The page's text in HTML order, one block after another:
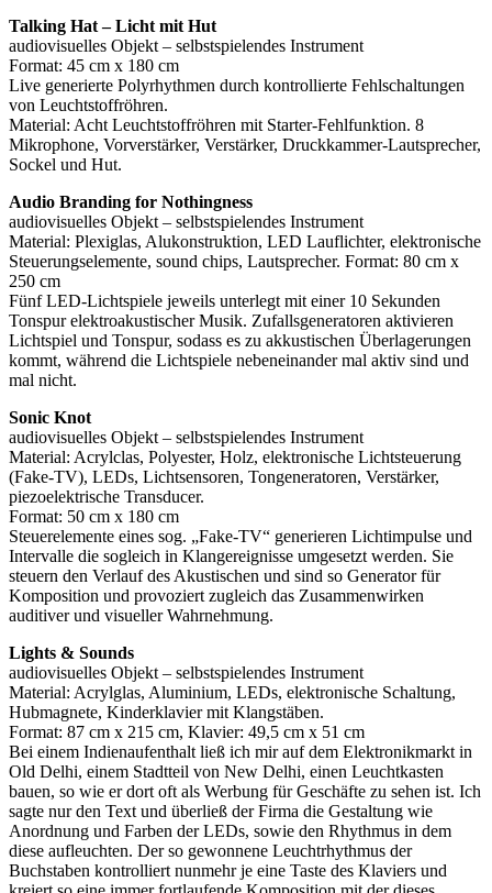
Talking Hat – Licht mit Hut
audiovisuelles Objekt – selbstspielendes Instrument
Format: 45 cm x 180 cm
Live generierte Polyrhythmen durch kontrollierte Fehlschaltungen
von Leuchtstoffröhren.
Material: Acht Leuchtstoffröhren mit Starter-Fehlfunktion. 8
Mikrophone, Vorverstärker, Verstärker, Druckkammer-Lautsprecher,
Sockel und Hut.
Audio Branding for Nothingness
audiovisuelles Objekt – selbstspielendes Instrument
Material: Plexiglas, Alukonstruktion, LED Lauflichter, elektronische
Steuerungselemente, sound chips, Lautsprecher. Format: 80 cm x
250 cm
Fünf LED-Lichtspiele jeweils unterlegt mit einer 10 Sekunden
Tonspur elektroakustischer Musik. Zufallsgeneratoren aktivieren
Lichtspiel und Tonspur, sodass es zu akkustischen Überlagerungen
kommt, während die Lichtspiele nebeneinander mal aktiv sind und
mal nicht.
Sonic Knot
audiovisuelles Objekt – selbstspielendes Instrument
Material: Acrylclas, Polyester, Holz, elektronische Lichtsteuerung
(Fake-TV), LEDs, Lichtsensoren, Tongeneratoren, Verstärker,
piezoelektrische Transducer.
Format: 50 cm x 180 cm
Steuerelemente eines sog. „Fake-TV“ generieren Lichtimpulse und
Intervalle die sogleich in Klangereignisse umgesetzt werden. Sie
steuern den Verlauf des Akustischen und sind so Generator für
Komposition und provoziert zugleich das Zusammenwirken
auditiver und visueller Wahrnehmung.
Lights & Sounds
audiovisuelles Objekt – selbstspielendes Instrument
Material: Acrylglas, Aluminium, LEDs, elektronische Schaltung,
Hubmagnete, Kinderklavier mit Klangstäben.
Format: 87 cm x 215 cm, Klavier: 49,5 cm x 51 cm
Bei einem Indienaufenthalt ließ ich mir auf dem Elektronikmarkt in
Old Delhi, einem Stadtteil von New Delhi, einen Leuchtkasten
bauen, so wie er dort oft als Werbung für Geschäfte zu sehen ist. Ich
sagte nur den Text und überließ der Firma die Gestaltung wie
Anordnung und Farben der LEDs, sowie den Rhythmus in dem
diese aufleuchten. Der so gewonnene Leuchtrhythmus der
Buchstaben kontrolliert nunmehr je eine Taste des Klaviers und